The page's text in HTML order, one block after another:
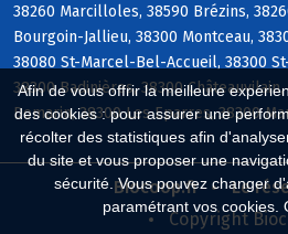
Afin de vous offrir la meilleure
des cookies : pour assurer une
récolter des statistiques afin
du site et vous proposer une
sécurité. Vous pouvez changer
paramétrant vos cookies.
38260 Marcilloles, 38590 Brézins,
Bourgoin-Jallieu, 38300 Montceau,
38080 St-Marcel-Bel-Accueil, 38300
38300 Badinières, 38300
Domarin, 38300 Les Eparres, 38300
Biocoop.fr
Le
Copyright